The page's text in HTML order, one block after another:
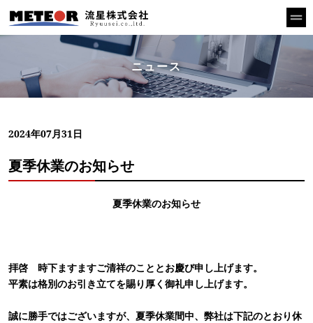
ニュース
2024年07月31日
夏季休業のお知らせ
夏季休業のお知らせ
拝啓 時下ますますご清祥のこととお慶び申し上げます。
平素は格別のお引き立てを賜り厚く御礼申し上げます。
誠に勝手ではございますが、夏季休業間中、弊社は下記のとおり休